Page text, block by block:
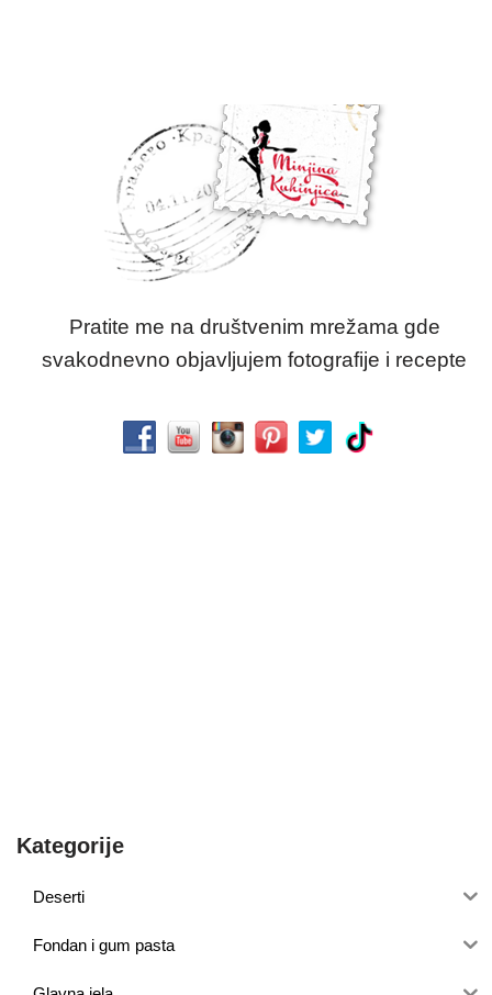
Pratite me na društvenim mrežama gde
svakodnevno objavljujem fotografije i recepte
Kategorije
Deserti
Fondan i gum pasta